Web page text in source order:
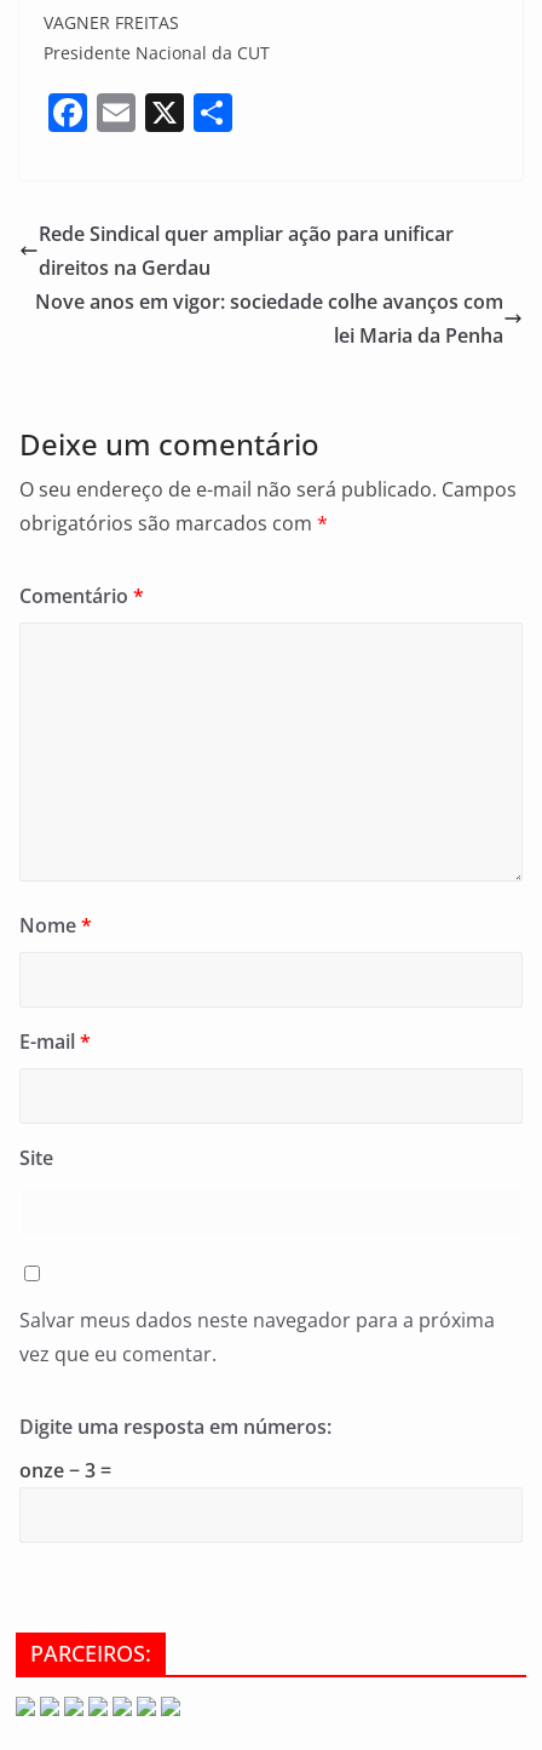
VAGNER FREITAS
Presidente Nacional da CUT
F
e
b
o
E
l
X
e
Rede Sindical quer ampliar ação para unificar
direitos na Gerdau
Nove anos em vigor: sociedade colhe avanços com
lei Maria da Penha
Deixe um comentário
O seu endereço de e-mail não será publicado. Campos
obrigatórios são marcados com *
Comentário *
Nome*
E-mail*
Site
Salvar meus dados neste navegador para a próxima
vez que eu comentar.
Digite uma resposta em números:
onze − 3 =
PARCEIROS: